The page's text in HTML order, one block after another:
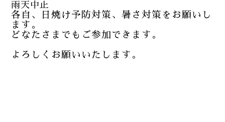
雨天中止
各自、日焼け予防対策、暑さ対策をお願いし
ます。
どなたさまでもご参加できます。
よろしくお願いいたします。